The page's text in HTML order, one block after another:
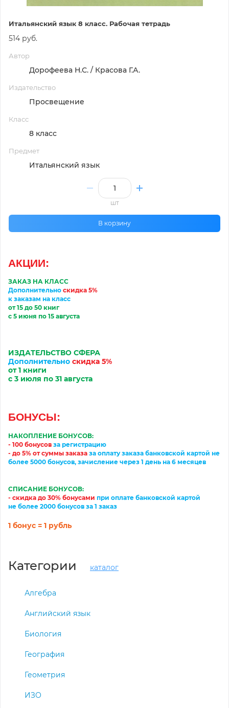
Итальянский язык 8 класс. Рабочая тетрадь
514 руб.
Автор
Дорофеева Н.С. / Красова Г.А.
Издательство
Просвещение
Класс
8 класс
Предмет
Итальянский язык
шт
В корзину
АКЦИИ:
ЗАКАЗ НА КЛАСС
Дополнительно скидка 5%
к заказам на класс
от 15 до 50 книг
с 5 июня по 15 августа
ИЗДАТЕЛЬСТВО СФЕРА
Дополнительно скидка 5%
от 1 книги
с 3 июля по 31 августа
БОНУСЫ:
НАКОПЛЕНИЕ БОНУСОВ:
- 100 бонусов за регистрацию
- до 5% от суммы заказа за оплатузаказа банковской картой не
более 5000 бонусов, зачисление через 1 день на 6 месяцев
СПИСАНИЕ БОНУСОВ:
- скидка до 30% бонусами при оплате банковской картой
не более 2000 бонусов за 1 заказ
1 бонус = 1 рубль
Категории каталог
Алгебра
Английский язык
Биология
География
Геометрия
ИЗО